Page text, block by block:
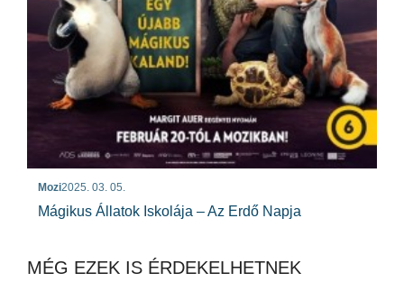
Mozi2025. 03. 05.
Mágikus Állatok Iskolája – Az Erdő Napja
MÉG EZEK IS ÉRDEKELHETNEK